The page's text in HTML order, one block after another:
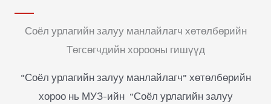
Соёл урлагийн залуу манлайлагч хөтөлбөрийн
Төгсөгчдийн хорооны гишүүд
“Соёл урлагийн залуу манлайлагч” хөтөлбөрийн
хороо нь МУЗ-ийн “Соёл урлагийн залуу